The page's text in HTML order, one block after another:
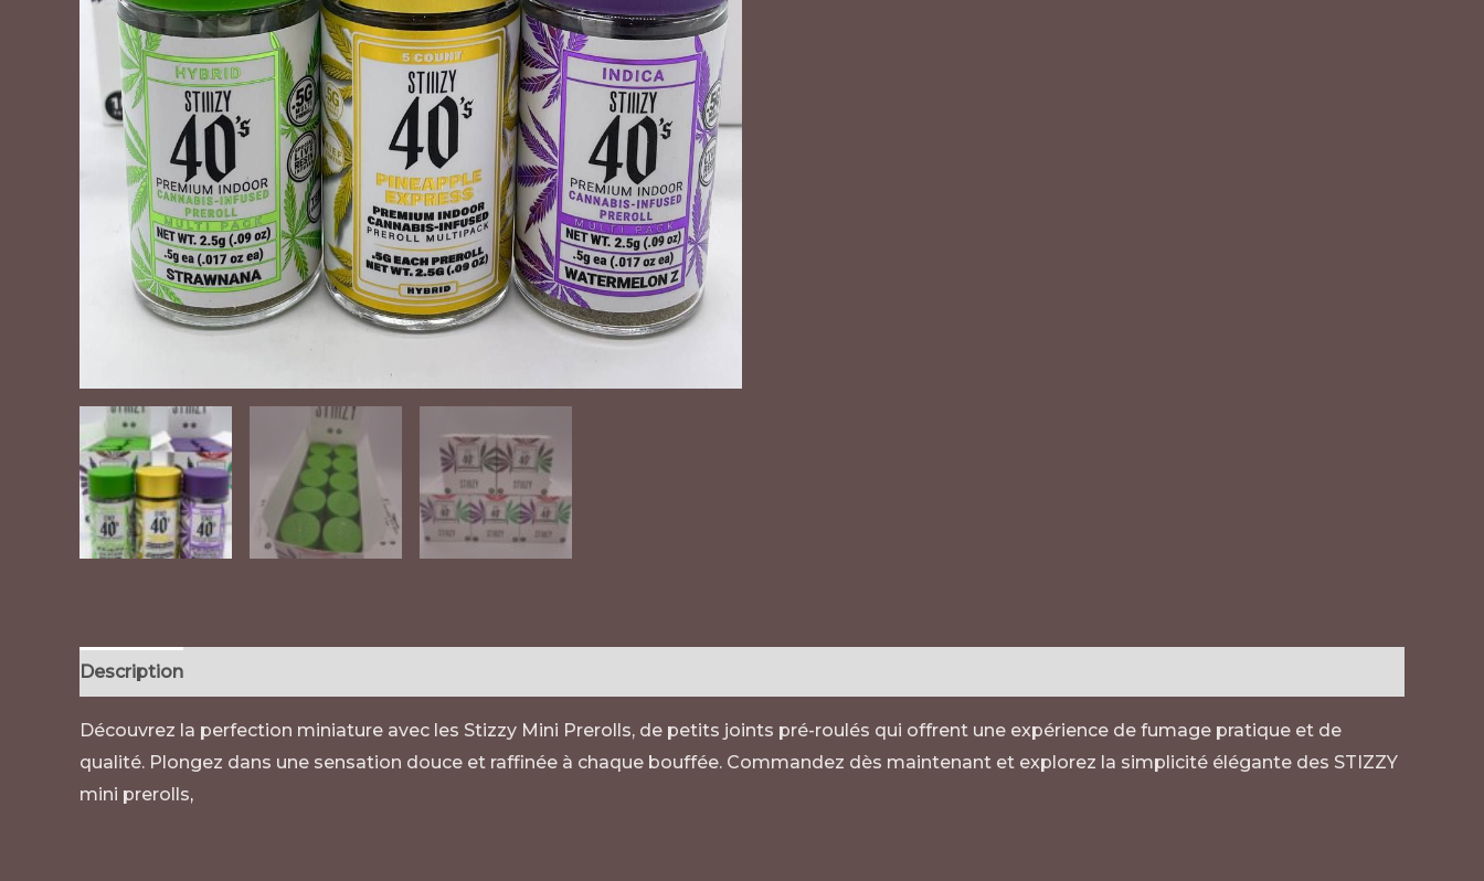
Description
Découvrez la perfection miniature avec les Stizzy Mini Prerolls, de petits joints pré-roulés qui offrent une expérience de fumage pratique et de
qualité. Plongez dans une sensation douce et raffinée à chaque bouffée. Commandez dès maintenant et explorez la simplicité élégante des STIZZY
mini prerolls,